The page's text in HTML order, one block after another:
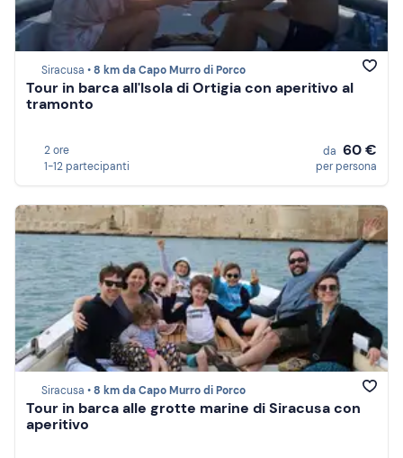
Siracusa •8 km da Capo Murro di Porco
Tour in barca all'Isola di Ortigia con aperitivo al
tramonto
2 ore
1-12 partecipanti
da 60 €
per persona
Siracusa •8 km da Capo Murro di Porco
Tour in barca alle grotte marine di Siracusa con
aperitivo